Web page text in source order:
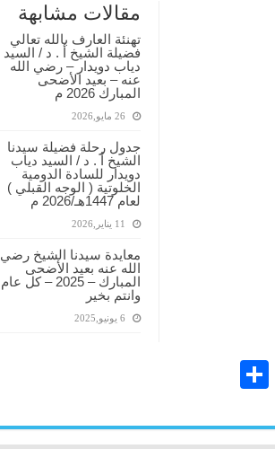
مقالات مشابهة
تهنئة العارف بالله تعالي
فضيلة الشيخ أ . د / السيد
دياب دويدار – رضي الله
عنه – بعيد الأضحى
المبارك 2026 م
26 مايو,2026
جدول رحلة فضيلة سيدنا
الشيخ أ . د / السيد دياب
دويدار للسادة الدومية
الخلوتية ( الوجه القبلي )
لعام 1447هـ/2026 م
11 يناير,2026
معايدة سيدنا الشيخ رضي
الله عنه بعيد الأضحى
المبارك – 2025 – كل عام
وانتم بخير
6 يونيو,2025
G
ail
re